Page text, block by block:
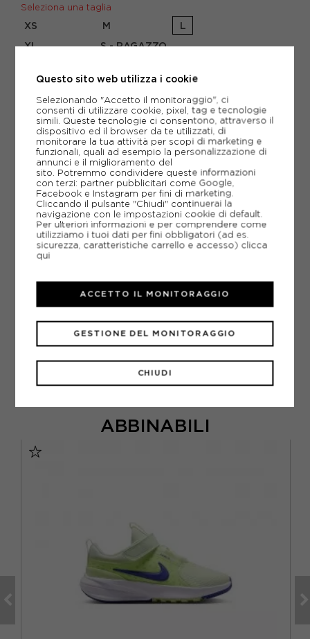
Seleziona una taglia
XS M
L
XL
S - RAGAZZO
Attenzione: ultimi articoli in magazzino!
AGGIUNGI AL CARRELLO
AGGIUNGI ALLA LISTA DEI DESIDERI
POTREBBERO INTERESSARTI ANCHE
PANTALONI LUNGHI NIKE
PANTALONI LUNGHI PALESTRA
ARTICOLI SPORTIVI NIKE
METODI DI PAGAMENTO
SCHEDA TECNICA
GUIDA ALLE TAGLIE
ABBINABILI
Questo sito web utilizza i cookie
Selezionando "Accetto il monitoraggio", ci
consenti di utilizzare cookie, pixel, tag e tecnologie
simili. Queste tecnologie ci consentono, attraverso il
dispositivo ed il browser da te utilizzati, di
monitorare la tua attività per scopi di marketing e
funzionali, quali ad esempio la personalizzazione di
annunci e il miglioramento del
sito. Potremmo condividere queste informazioni
con terzi: partner pubblicitari come Google,
Facebook e Instagram per fini di marketing.
Cliccando il pulsante "Chiudi" continuerai la
navigazione con le impostazioni cookie di default.
Per ulteriori informazioni e per comprendere come
utilizziamo i tuoi dati per fini obbligatori (ad es.
sicurezza, caratteristiche carrello e accesso) clicca
qui
CHIUDI
GESTIONE DEL MONITORAGGIO
ACCETTO IL MONITORAGGIO